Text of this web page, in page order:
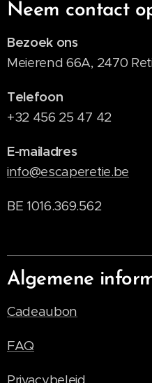
Neem contact
Bezoek ons
Meierend 66A, 2470
Telefoon
+32 456 25 47 42
E-mailadres
info@escaperetie.be
BE 1016.369.562
Algemene
Cadeaubon
FAQ